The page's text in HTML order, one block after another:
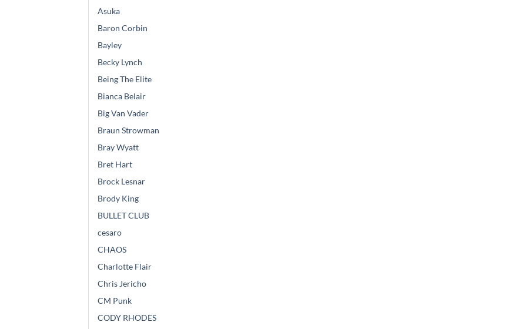
Asuka
Baron Corbin
Bayley
Becky Lynch
Being The Elite
Bianca Belair
Big Van Vader
Braun Strowman
Bray Wyatt
Bret Hart
Brock Lesnar
Brody King
BULLET CLUB
cesaro
CHAOS
Charlotte Flair
Chris Jericho
CM Punk
CODY RHODES